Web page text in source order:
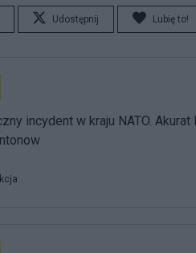
Udostępnij Lubię to!
incydent w kraju NATO. Akurat